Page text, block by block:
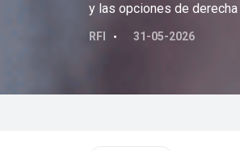
y las opciones de
RFI 31-05-2026